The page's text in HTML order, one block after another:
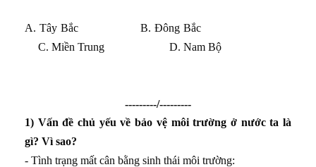
A. Tây Bắc B. Đông Bắc
C. Miền Trung D. Nam Bộ
---------/---------
1) Vấn đề chủ yếu về bảo vệ môi trường ở nước ta là
gì? Vì sao?
- Tình trạng mất cân bằng sinh thái môi trường: